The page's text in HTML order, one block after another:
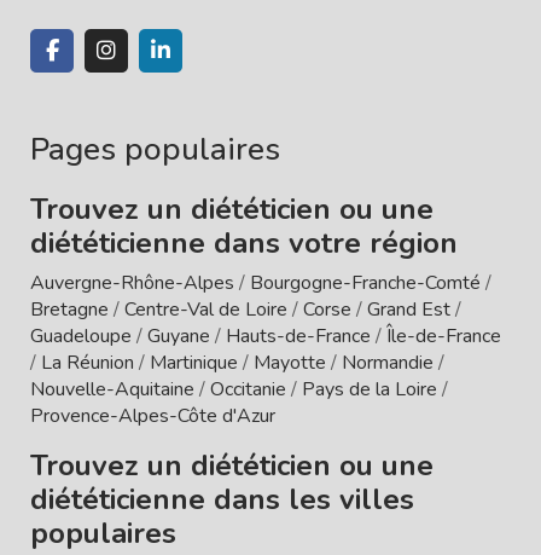
Pages populaires
Trouvez un diététicien ou une
diététicienne dans votre région
Auvergne-Rhône-Alpes / Bourgogne-Franche-Comté /
Bretagne /Centre-Val de Loire /Corse /Grand Est/
Guadeloupe /Guyane / Hauts-de-France /Île-de-France
/ La Réunion / Martinique / Mayotte / Normandie /
Nouvelle-Aquitaine /Occitanie / Pays de la Loire /
Provence-Alpes-Côte d'Azur
Trouvez un diététicien ou une
diététicienne dans les villes
populaires